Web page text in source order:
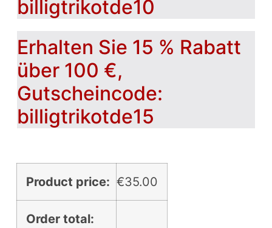
billigtrikotde10
Erhalten Sie 15 % Rabatt
über 100 €,
Gutscheincode:
billigtrikotde15
Product price: €35.00
Order total: